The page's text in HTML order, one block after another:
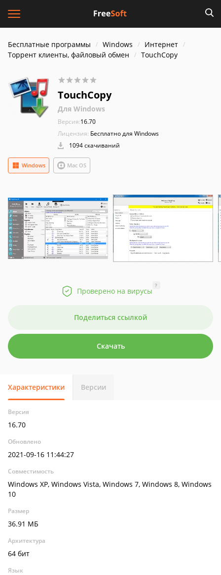
Бесплатные программы Windows
Интернет
Торрент клиенты, файловый обмен
TouchCopy
TouchCopy
Для Windows
Версия:16.70
Лицензия: Бесплатно для Windows
1094 скачиваний
Mac OS
Windows
Проверено на вирусы
?
Поделиться ссылкой
Скачать
Характеристики Версии
Версия
16.70
Обновлено
2021-09-16 11:44:27
Совместимость
Windows XP, Windows Vista, Windows 7, Windows 8, Windows
10
Размер
36.91 МБ
Архитектура
64 бит
Язык